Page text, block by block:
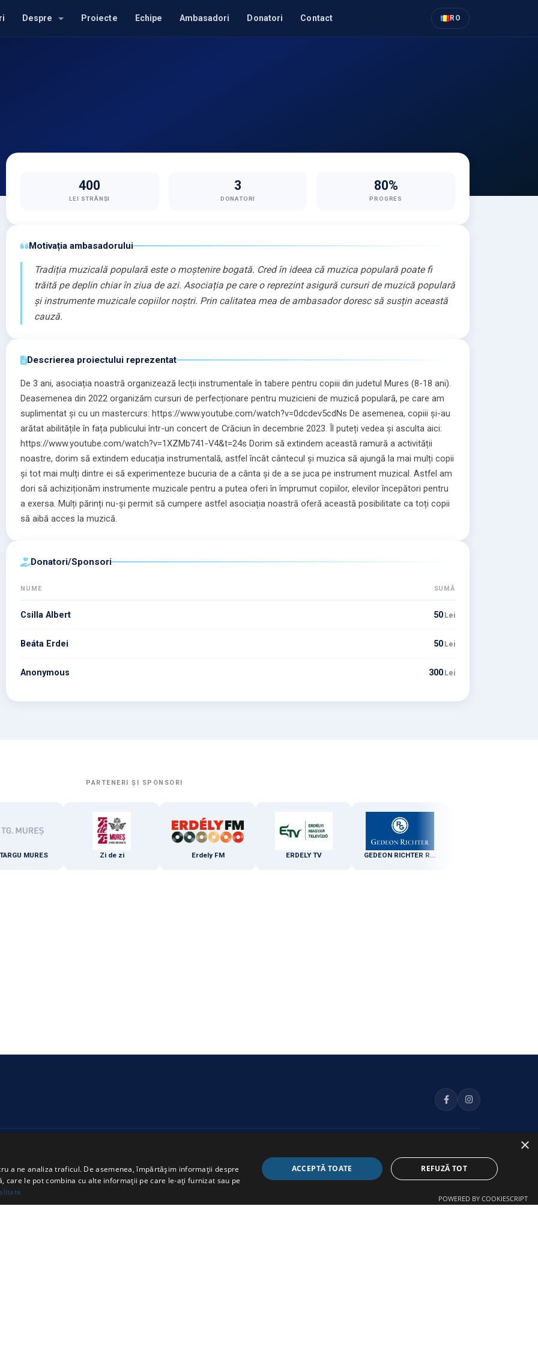
Despre Proiecte Echipe Ambasadori Donatori Contact RO
400
LEI STRÂNȘI
3
DONATORI
80%
PROGRES
Motivația ambasadorului
Tradiția muzicală populară este o moștenire bogată. Cred în ideea că muzica populară poate fi
trăită pe deplin chiar în ziua de azi. Asociația pe care o reprezint asigură cursuri de muzică populară
și instrumente muzicale copiilor noștri. Prin calitatea mea de ambasador doresc să susțin această
cauză.
Descrierea proiectului reprezentat
De 3 ani, asociația noastră organizează lecții instrumentale în tabere pentru copiii din judetul Mures (8-18 ani).
Deasemenea din 2022 organizăm cursuri de perfecționare pentru muzicieni de muzică populară, pe care am
suplimentat și cu un mastercurs: https://www.youtube.com/watch?v=0dcdev5cdNs De asemenea, copiii și-au
arătat abilitățile în fața publicului într-un concert de Crăciun în decembrie 2023. Îl puteți vedea și asculta aici:
https://www.youtube.com/watch?v=1XZMb741-V4&t=24s Dorim să extindem această ramură a activității
noastre, dorim să extindem educația instrumentală, astfel încât cântecul și muzica să ajungă la mai mulți copii
și tot mai mulți dintre ei să experimenteze bucuria de a cânta și de a se juca pe instrument muzical. Astfel am
dori să achiziționăm instrumente muzicale pentru a putea oferi în împrumut copiilor, elevilor începători pentru
a exersa. Mulți părinți nu-și permit să cumpere astfel asociația noastră oferă această posibilitate ca toți copii
să aibă acces la muzică.
⁠Donatori/Sponsori
NUME SUMĂ
Csilla Albert 50 Lei
Beáta Erdei 50 Lei
Anonymous 300 Lei
PARTENERI ȘI SPONSORI
MURES Zi de zi Erdely FM ERDELY TV GEDEON RICHTER ROMANIA
Despre
Proiecte
Bikeathon
Politica de cookie-uri
Politica de confidențialitate
×
a ne analiza traficul. De asemenea, împărtășim informații despre
le pot combina cu alte informații pe care le-ați furnizat sau pe
ACCEPTĂ TOATE REFUZĂ TOT
POWERED BY COOKIESCRIPT